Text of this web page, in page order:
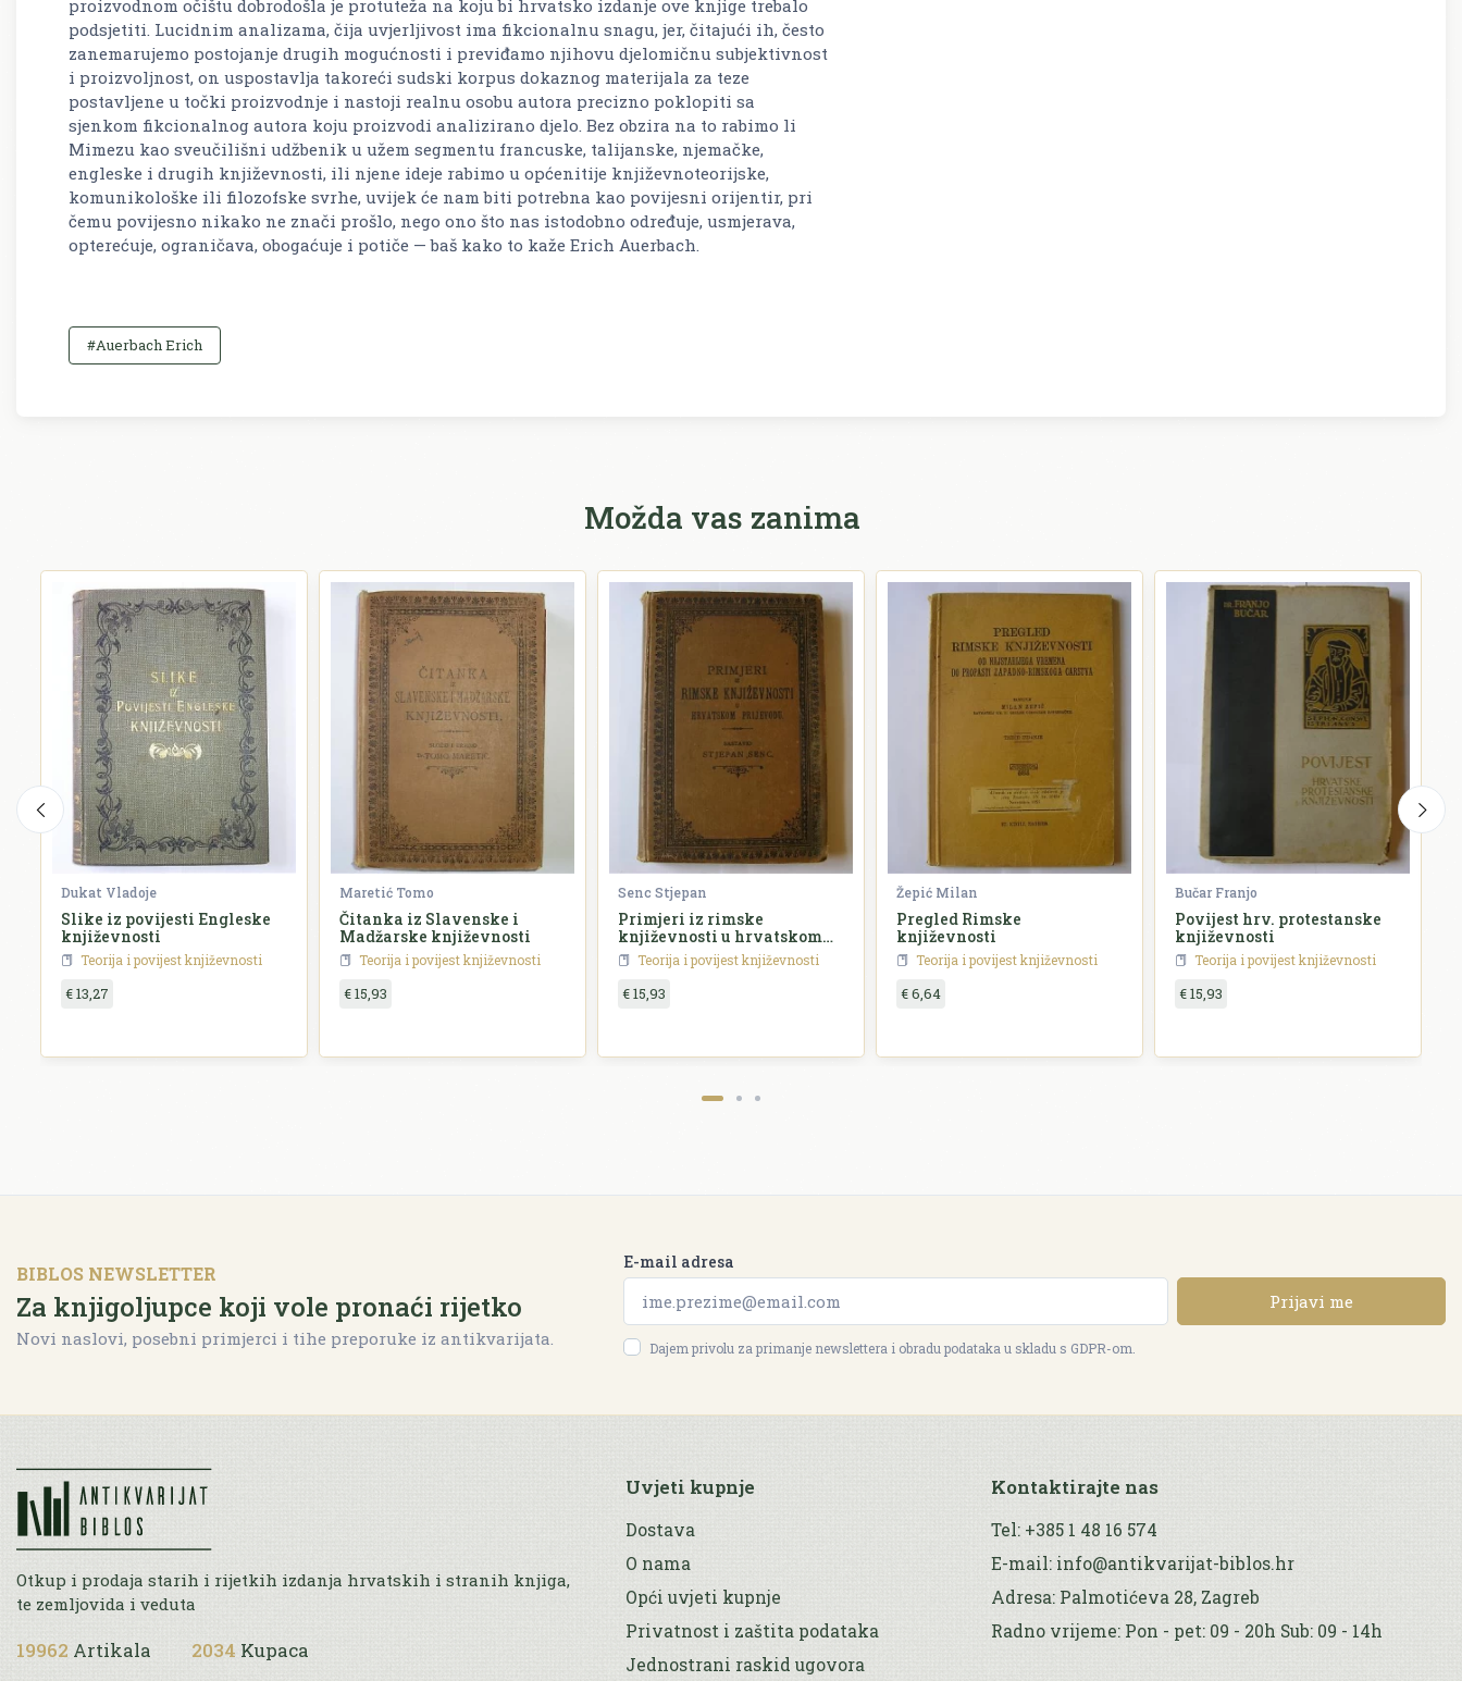
proizvodnom očištu dobrodošla je protuteža na koju bi hrvatsko izdanje ove knjige trebalo
podsjetiti. Lucidnim analizama, čija uvjerljivost ima fikcionalnu snagu, jer, čitajući ih, često
zanemarujemo postojanje drugih mogućnosti i previđamo njihovu djelomičnu subjektivnost
i proizvoljnost, on uspostavlja takoreći sudski korpus dokaznog materijala za teze
postavljene u točki proizvodnje i nastoji realnu osobu autora precizno poklopiti sa
sjenkom fikcionalnog autora koju proizvodi analizirano djelo. Bez obzira na to rabimo li
Mimezu kao sveučilišni udžbenik u užem segmentu francuske, talijanske, njemačke,
engleske i drugih književnosti, ili njene ideje rabimo u općenitije književnoteorijske,
komunikološke ili filozofske svrhe, uvijek će nam biti potrebna kao povijesni orijentir, pri
čemu povijesno nikako ne znači prošlo, nego ono što nas istodobno određuje, usmjerava,
opterećuje, ograničava, obogaćuje i potiče — baš kako to kaže Erich Auerbach.
#Auerbach Erich
Možda vas zanima
Dukat Vladoje
Slike iz povijesti Engleske
književnosti
Teorija i povijest književnosti
€ 13,27
Maretić Tomo
Čitanka iz Slavenske i
Madžarske književnosti
Teorija i povijest književnosti
€ 15,93
Senc Stjepan
Primjeri iz rimske
književnosti u hrvatskom
prijevodu
Teorija i povijest književnosti
€ 15,93
Žepić Milan
Pregled Rimske
književnosti
Teorija i povijest književnosti
€ 6,64
Bučar Franjo
Povijest hrv. protestanske
književnosti
Teorija i povijest književnosti
€ 15,93
BIBLOS NEWSLETTER
Za knjigoljupce koji vole pronaći rijetko
Novi naslovi, posebni primjerci i tihe preporuke iz antikvarijata.
E-mail adresa
Prijavi me
Dajem privolu za primanje newslettera i obradu podataka u skladu s GDPR-om.
Otkup i prodaja starih i rijetkih izdanja hrvatskih i stranih knjiga,
te zemljovida i veduta
19962 Artikala 2034 Kupaca
Uvjeti kupnje
Dostava
O nama
Opći uvjeti kupnje
Privatnost i zaštita podataka
Jednostrani raskid ugovora
Kontaktirajte nas
Tel: +385 1 48 16 574
E-mail: info@antikvarijat-biblos.hr
Adresa: Palmotićeva 28, Zagreb
Radno vrijeme: Pon - pet: 09 - 20h Sub: 09 - 14h